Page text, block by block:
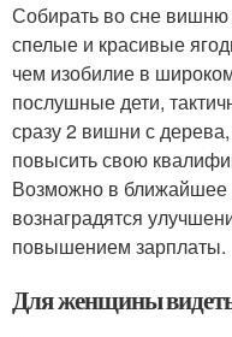
Собирать во сне
спелые и красивые
чем изобилие в
послушные дети,
сразу 2 вишни с
повысить свою
Возможно в ближайшее
вознаградятся
повышением зарплаты.
Для женщины